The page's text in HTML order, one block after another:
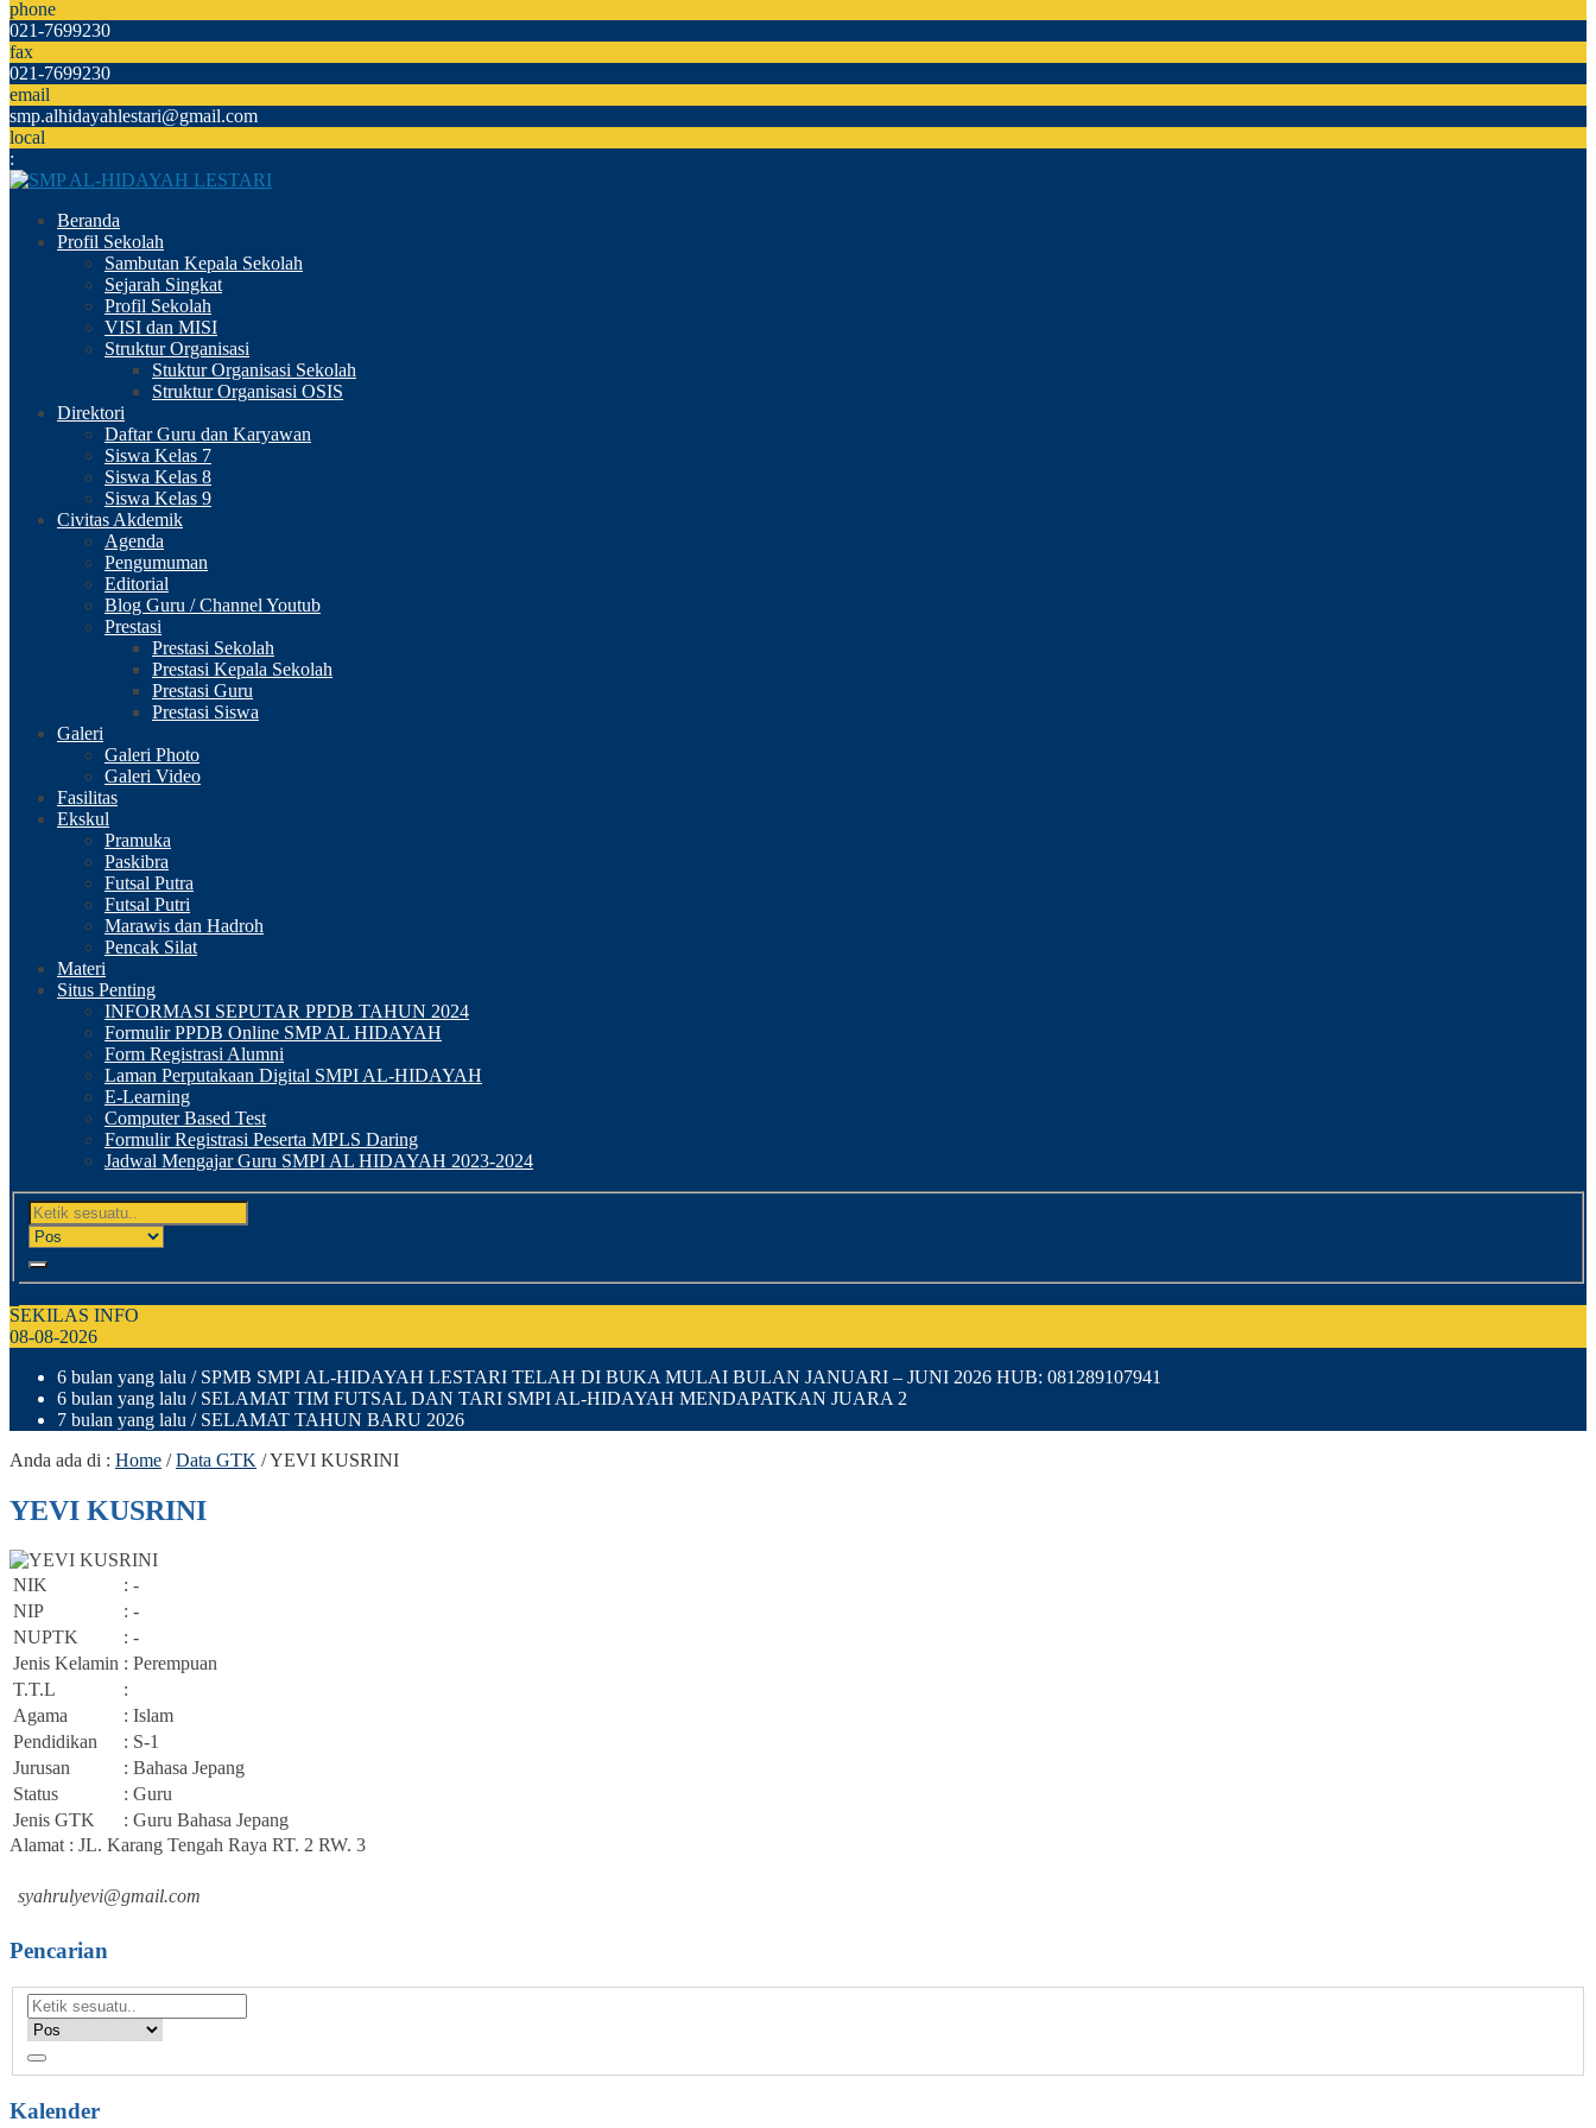
phone
021-7699230
fax
021-7699230
email
smp.alhidayahlestari@gmail.com
local
:
Beranda
Profil Sekolah
Sambutan Kepala Sekolah
Sejarah Singkat
Profil Sekolah
VISI dan MISI
Struktur Organisasi
Stuktur Organisasi Sekolah
Struktur Organisasi OSIS
Direktori
Daftar Guru dan Karyawan
Siswa Kelas 7
Siswa Kelas 8
Siswa Kelas 9
Civitas Akdemik
Agenda
Pengumuman
Editorial
Blog Guru / Channel Youtub
Prestasi
Prestasi Sekolah
Prestasi Kepala Sekolah
Prestasi Guru
Prestasi Siswa
Galeri
Galeri Photo
Galeri Video
Fasilitas
Ekskul
Pramuka
Paskibra
Futsal Putra
Futsal Putri
Marawis dan Hadroh
Pencak Silat
Materi
Situs Penting
INFORMASI SEPUTAR PPDB TAHUN 2024
Formulir PPDB Online SMP AL HIDAYAH
Form Registrasi Alumni
Laman Perputakaan Digital SMPI AL-HIDAYAH
E-Learning
Computer Based Test
Formulir Registrasi Peserta MPLS Daring
Jadwal Mengajar Guru SMPI AL HIDAYAH 2023-2024
SEKILAS INFO
08-08-2026
6 bulan yang lalu / SPMB SMPI AL-HIDAYAH LESTARI TELAH DI BUKA MULAI BULAN JANUARI – JUNI 2026 HUB: 081289107941
6 bulan yang lalu / SELAMAT TIM FUTSAL DAN TARI SMPI AL-HIDAYAH MENDAPATKAN JUARA 2
7 bulan yang lalu / SELAMAT TAHUN BARU 2026
Anda ada di : Home /Data GTK /YEVI KUSRINI
YEVI KUSRINI
NIK
: -
NIP
: -
NUPTK
: -
Jenis Kelamin : Perempuan
T.T.L
:
Agama
: Islam
Pendidikan
: S-1
Jurusan
: Bahasa Jepang
Status
: Guru
Jenis GTK
: Guru Bahasa Jepang
Alamat : JL. Karang Tengah Raya RT. 2 RW. 3
syahrulyevi@gmail.com
Pencarian
Kalender